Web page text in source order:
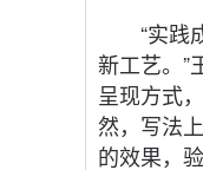
“实践
新工艺。”
呈现方式
然，写法
的效果，